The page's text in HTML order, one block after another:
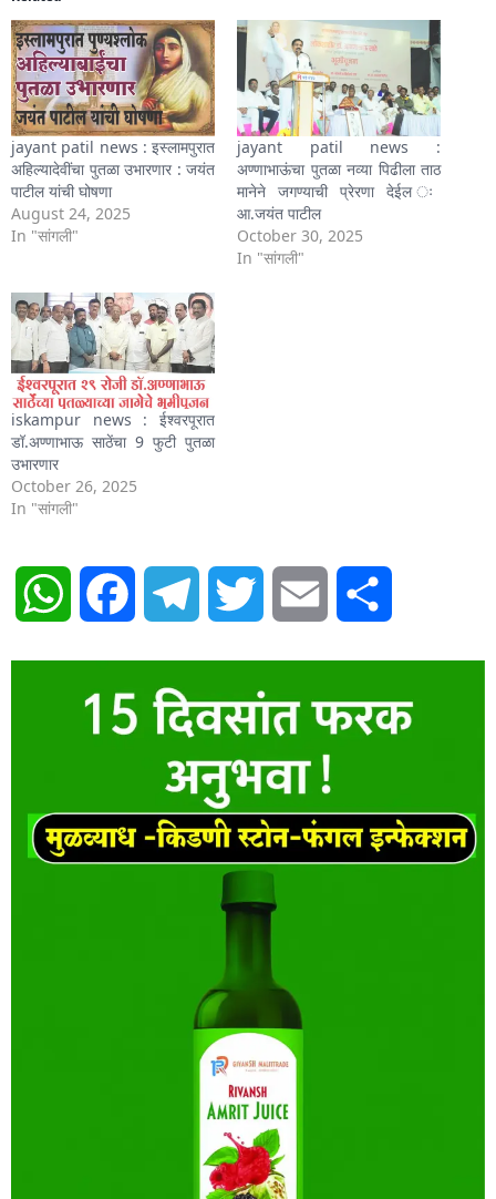
jayant patil news : इस्लामपुरात
अहिल्यादेवींचा पुतळा उभारणार : जयंत
पाटील यांची घोषणा
August 24, 2025
In "सांगली"
jayant patil news :
अण्णाभाऊंचा पुतळा नव्या पिढीला ताठ
मानेने जगण्याची प्रेरणा देईल ः
आ.जयंत पाटील
October 30, 2025
In "सांगली"
iskampur news : ईश्वरपूरात
डॉ.अण्णाभाऊ साठेंचा 9 फुटी पुतळा
उभारणार
October 26, 2025
In "सांगली"
WhatsAppFacebook Telegram Twitter Email